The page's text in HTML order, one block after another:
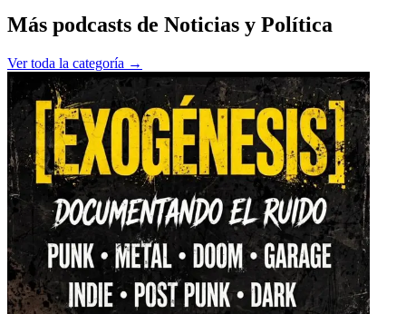
Más podcasts de Noticias y Política
Ver toda la categoría →